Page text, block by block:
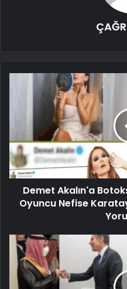
Demet Akalın'a
Oyuncu Nefise